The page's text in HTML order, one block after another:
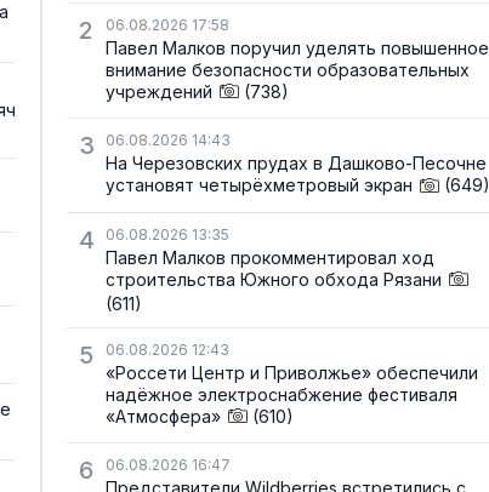
2 06.08.2026 17:58
Павел Малков поручил уделять повышенное
внимание безопасности образовательных
учреждений
(738)
3 06.08.2026 14:43
На Черезовских прудах в Дашково-Песочне
установят четырёхметровый экран
(649)
4 06.08.2026 13:35
Павел Малков прокомментировал ход
строительства Южного обхода Рязани
(611)
5 06.08.2026 12:43
«Россети Центр и Приволжье» обеспечили
надёжное электроснабжение фестиваля
«Атмосфера»
(610)
6 06.08.2026 16:47
Представители Wildberries встретились с